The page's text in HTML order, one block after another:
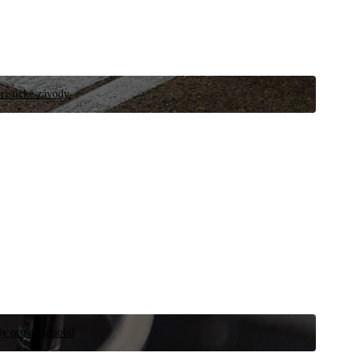
závody.
pro automobil